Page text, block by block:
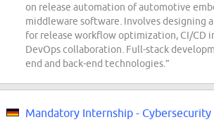
on release automation of automotive
middleware software. Involves designing
for release workflow optimization, CI/CD
DevOps collaboration. Full-stack
end and back-end technologies.”